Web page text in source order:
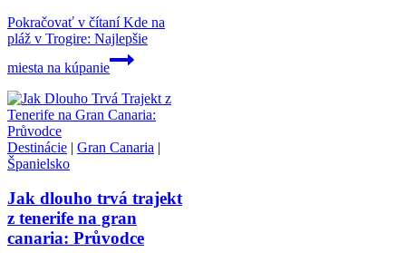
Pokračovať v čítaníKde na
pláž v Trogire: Najlepšie
miesta na kúpanie
Destinácie | Gran Canaria |
Španielsko
Jak dlouho trvá trajekt
z tenerife na gran
canaria: Průvodce